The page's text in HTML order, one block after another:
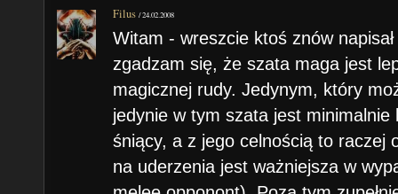
Filus /24.02.2008
Witam - wreszcie ktoś znów
zgadzam się, że szata maga jest
magicznej rudy. Jedynym, który
jedynie w tym szata jest
śniący, a z jego celnością to raczej
na uderzenia jest ważniejsza w